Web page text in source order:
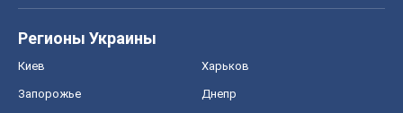
Регионы Украины
Киев Харьков
Запорожье Днепр